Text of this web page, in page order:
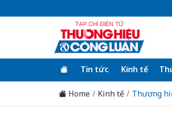
Tin tức Kinh tế
Home Kinh tế Thương